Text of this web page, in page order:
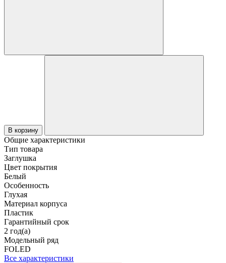
В корзину
Общие характеристики
Тип товара
Заглушка
Цвет покрытия
Белый
Особенность
Глухая
Материал корпуса
Пластик
Гарантийный срок
2 год(а)
Модельный ряд
FOLED
Все характеристики